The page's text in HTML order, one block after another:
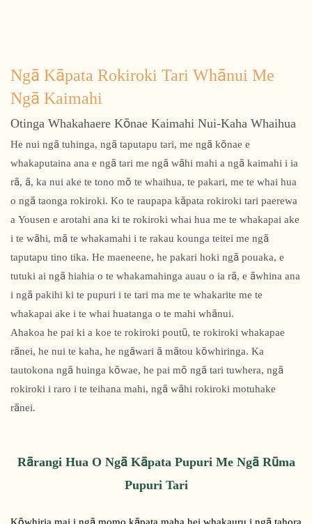
Ngā Kāpata Rokiroki Tari Whānui Me
Ngā Kaimahi
Otinga Whakahaere Kōnae Kaimahi Nui-Kaha Whaihua
He nui ngā tuhinga, ngā taputapu tari, me ngā kōnae e
whakaputaina ana e ngā tari me ngā wāhi mahi a ngā kaimahi i ia
rā, ā, ka nui ake te tono mō te whaihua, te pakari, me te whai hua
o ngā taonga rokiroki. Ko te raupapa kāpata rokiroki tari paerewa
a Yousen e arotahi ana ki te rokiroki whai hua me te whakapai ake
i te wāhi, mā te whakamahi i te rakau kounga teitei me ngā
taputapu tino tika. He maeneene, he pakari hoki ngā pouaka, e
tutuki ai ngā hiahia o te whakamahinga auau o ia rā, e āwhina ana
i ngā pakihi ki te pupuri i te tari ma me te whakarite me te
whakapai ake i te whai huatanga o te mahi whānui.
Ahakoa he pai ki a koe te rokiroki poutū, te rokiroki whakapae
rānei, he nui te kaha, he ngāwari ā mātou kōwhiringa. Ka
tautokona ngā huinga kōwae, he pai mō ngā tari tuwhera, ngā
rokiroki i raro i te teihana mahi, ngā wāhi rokiroki motuhake
rānei.
Rārangi Hua O Ngā Kāpata Pupuri Me Ngā Rūma
Pupuri Tari